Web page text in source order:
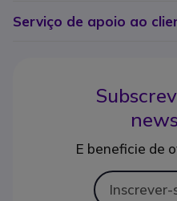
Serviço de apoio ao
E beneficie de
Inscrever-